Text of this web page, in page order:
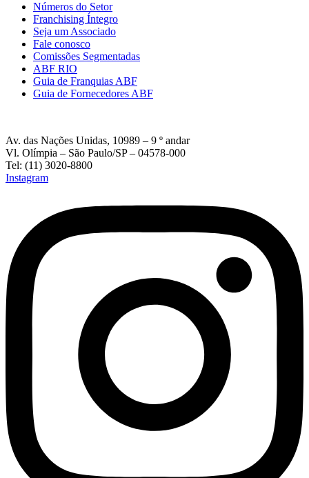
Números do Setor
Franchising Íntegro
Seja um Associado
Fale conosco
Comissões Segmentadas
ABF RIO
Guia de Franquias ABF
Guia de Fornecedores ABF
Av. das Nações Unidas, 10989 – 9 º andar
Vl. Olímpia – São Paulo/SP – 04578-000
Tel: (11) 3020-8800
Instagram